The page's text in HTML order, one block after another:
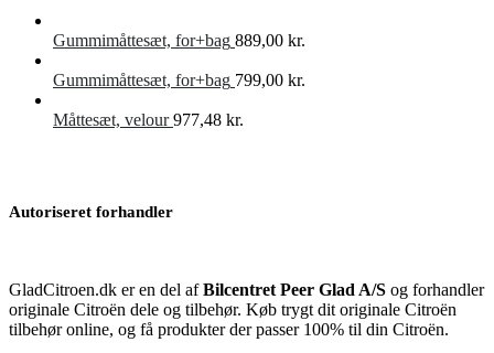
Gummimåttesæt, for+bag 889,00 kr.
Gummimåttesæt, for+bag 799,00 kr.
Måttesæt, velour 977,48 kr.
Autoriseret forhandler
GladCitroen.dk er en del afBilcentret Peer Glad A/S og forhandler
originale Citroën dele og tilbehør. Køb trygt dit originale Citroën
tilbehør online, og få produkter der passer 100% til din Citroën.